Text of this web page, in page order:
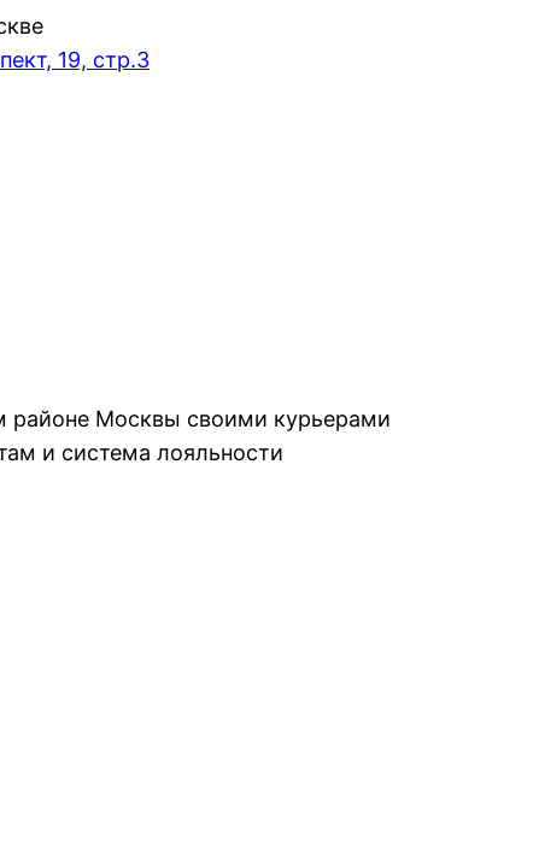
19, стр.3
районе Москвы своими курьерами
и система лояльности